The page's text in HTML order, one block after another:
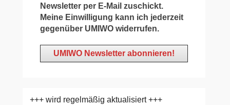
Newsletter per E-Mail zuschickt.
Meine Einwilligung kann ich jederzeit
gegenüber UMIWO widerrufen.
+++ wird regelmäßig aktualisiert +++